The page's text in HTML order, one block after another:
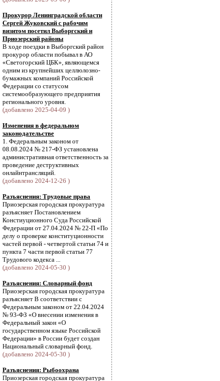
Прокурор Ленинградской области
Сергей Жуковский с рабочим
визитом посетил Выборгский и
Приозерский районы
В ходе поездки в Выборгский район
прокурор области побывал в АО
«Светогорский ЦБК», являющемся
одним из крупнейших целлюлозно-
бумажных компаний Российской
Федерации со статусом
системообразующего предприятия
регионального уровня.
(добавлено 2025-04-09 )
Изменения в федеральном
законодательстве
1. Федеральным законом от
08.08.2024 № 217-ФЗ установлена
административная ответственность за
проведение деструктивных
онлайнтрансляций.
(добавлено 2024-12-26 )
Разъяснения: Трудовые права
Приозерская городская прокуратура
разъясняет Постановлением
Констиуционного Суда Российской
Федерации от 27.04.2024 № 22-П «По
делу о проверке конституционности
частей первой - четвертой статьи 74 и
пункта 7 части первой статьи 77
Трудового кодекса ...
(добавлено 2024-05-30 )
Разъяснения: Словарный фонд
Приозерская городская прокуратура
разъясняет В соответствии с
Федеральным законом от 22.04.2024
№ 93-ФЗ «О внесении изменения в
Федеральный закон «О
государственном языке Российской
Федерации» в России будет создан
Национальный словарный фонд.
(добавлено 2024-05-30 )
Разъяснения: Рыбоохрана
Приозерская городская прокуратура